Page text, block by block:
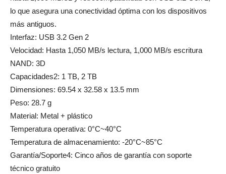
lo que asegura una conectividad óptima con los dispositivos
más antiguos.
Interfaz: USB 3.2 Gen 2
Velocidad: Hasta 1,050 MB/s lectura, 1,000 MB/s escritura
NAND: 3D
Capacidades2: 1 TB, 2 TB
Dimensiones: 69.54 x 32.58 x 13.5 mm
Peso: 28.7 g
Material: Metal + plástico
Temperatura operativa: 0°C~40°C
Temperatura de almacenamiento: -20°C~85°C
Garantía/Soporte4: Cinco años de garantía con soporte
técnico gratuito